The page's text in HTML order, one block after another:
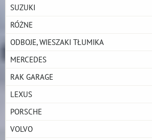
SUZUKI
RÓŻNE
ODBOJE, WIESZAKI TŁUMIKA
MERCEDES
RAK GARAGE
LEXUS
PORSCHE
VOLVO